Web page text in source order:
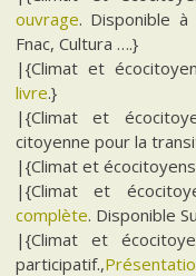
ouvrage. Disponible à
Fnac, Cultura ….}
|{Climat et
livre.}
|{Climat et
citoyenne pour la
|{Climat et
|{Climat et
complète. Disponible
|{Climat et
participatif.,